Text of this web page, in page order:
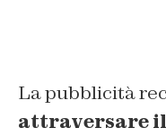
La pubblicità
attraversare